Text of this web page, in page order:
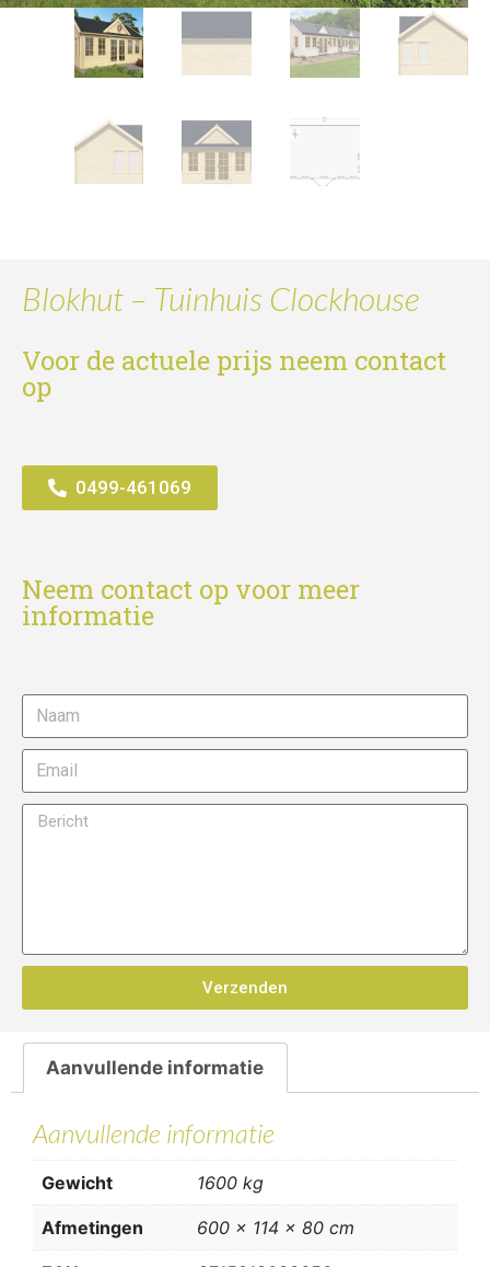
Blokhut – Tuinhuis Clockhouse
Voor de actuele prijs neem contact
op
0499-461069
Neem contact op voor meer
informatie
Verzenden
Aanvullende informatie
Aanvullende informatie
Gewicht 1600 kg
Afmetingen 600 × 114 × 80 cm